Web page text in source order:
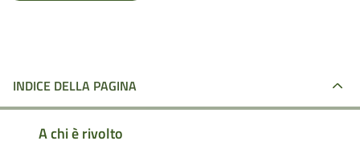
INDICE DELLA PAGINA
A chi è rivolto